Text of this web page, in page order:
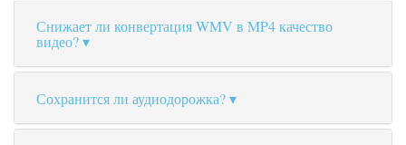
Снижает ли конвертация WMV в MP4 качество
видео?
Сохранится ли аудиодорожка?